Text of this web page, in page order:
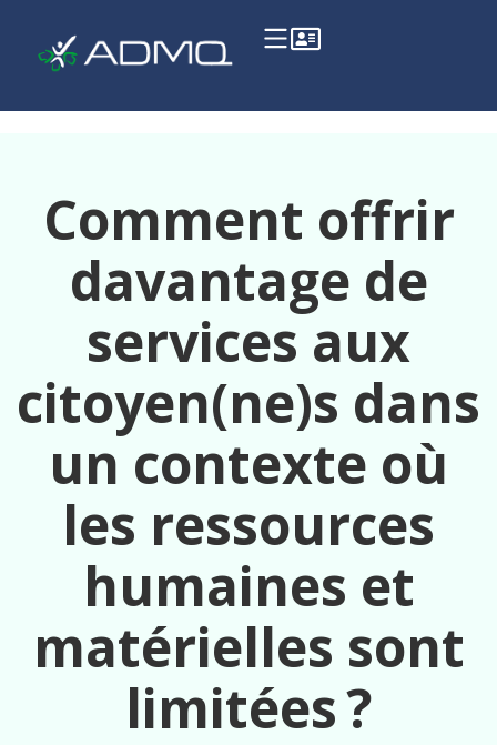
Comment offrir
davantage de
services aux
citoyen(ne)s dans
un contexte où
les ressources
humaines et
matérielles sont
limitées ?